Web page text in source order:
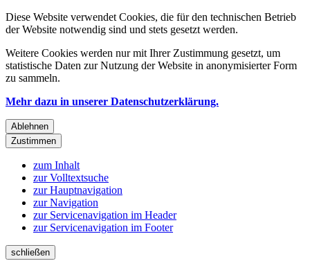
Diese Website verwendet Cookies, die für den technischen Betrieb
der Website notwendig sind und stets gesetzt werden.
Weitere Cookies werden nur mit Ihrer Zustimmung gesetzt, um
statistische Daten zur Nutzung der Website in anonymisierter Form
zu sammeln.
Mehr dazu in unserer Datenschutzerklärung.
Ablehnen
Zustimmen
zum Inhalt
zur Volltextsuche
zur Hauptnavigation
zur Navigation
zur Servicenavigation im Header
zur Servicenavigation im Footer
schließen